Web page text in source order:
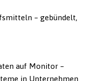
– gebündelt,